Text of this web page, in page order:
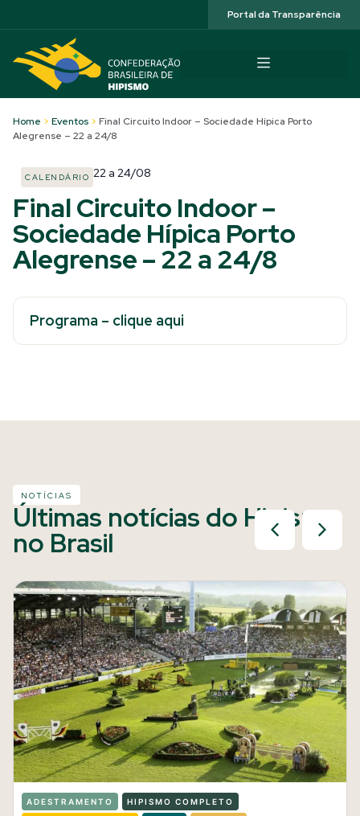
Portal da Transparência
Home > Eventos > Final Circuito Indoor – Sociedade Hípica Porto
Alegrense – 22 a 24/8
CALENDÁRIO 22 a 24/08
Final Circuito Indoor –
Sociedade Hípica Porto
Alegrense – 22 a 24/8
Programa – clique aqui
NOTÍCIAS
Últimas notícias do Hipismo
no Brasil
ADESTRAMENTO HIPISMO COMPLETO